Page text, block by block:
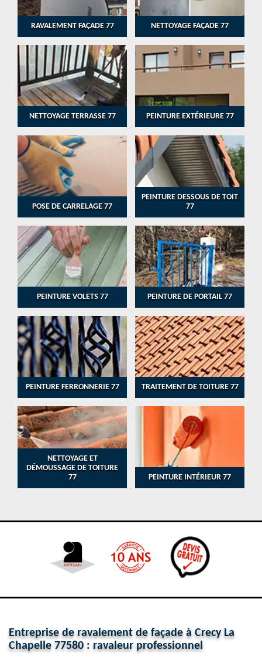
RAVALEMENT FAÇADE 77 NETTOYAGE FAÇADE 77
NETTOYAGE TERRASSE 77 PEINTURE EXTÉRIEURE 77
POSE DE CARRELAGE 77
PEINTURE DESSOUS DE TOIT
77
PEINTURE VOLETS 77 PEINTURE DE PORTAIL 77
PEINTURE FERRONNERIE 77 TRAITEMENT DE TOITURE 77
NETTOYAGE ET
DÉMOUSSAGE DE TOITURE
77
PEINTURE INTÉRIEUR 77
Entreprise de ravalement de façade à Crecy La
Chapelle 77580 : ravaleur professionnel